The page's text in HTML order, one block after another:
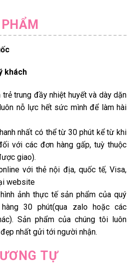
khách
trung đầy nhiệt huyết và dày dặn
nỗ lực hết sức mình để làm hài
nhất có thể từ 30 phút kể từ khi
với các đơn hàng gấp, tuỳ thuộc
giao).
với thẻ nội địa, quốc tế, Visa,
website
ảnh thực tế sản phẩm của quý
30 phút(qua zalo hoặc các
Sản phẩm của chúng tôi luôn
nhất gửi tới người nhận.
TỰ